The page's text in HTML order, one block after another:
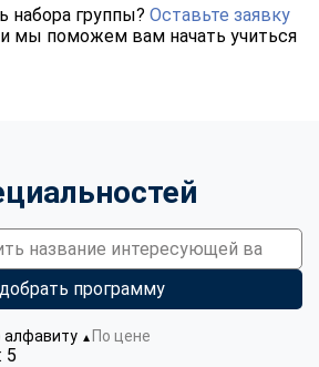
набора группы? Оставьте заявку
и мы поможем вам начать учиться
программу
5
алфавиту ▼ По цене